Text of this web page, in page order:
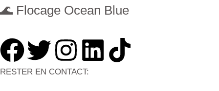
🌊 Flocage Ocean Blue
RESTER EN CONTACT: